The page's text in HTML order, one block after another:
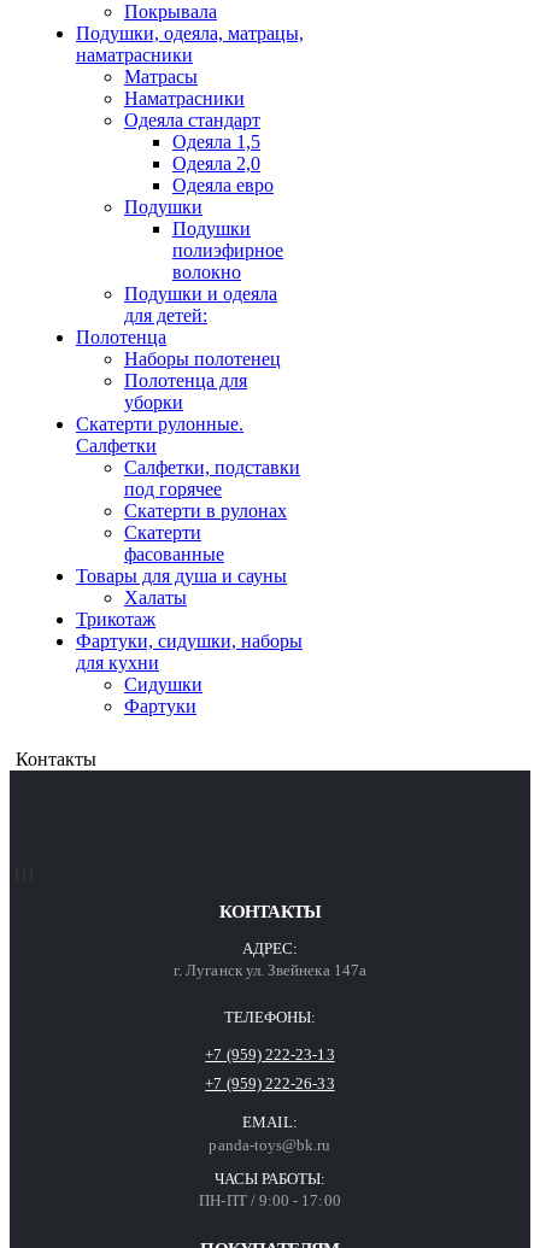
Покрывала
Подушки, одеяла, матрацы,
наматрасники
Матрасы
Наматрасники
Одеяла стандарт
Одеяла 1,5
Одеяла 2,0
Одеяла евро
Подушки
Подушки
полиэфирное
волокно
Подушки и одеяла
для детей:
Полотенца
Наборы полотенец
Полотенца для
уборки
Скатерти рулонные.
Салфетки
Салфетки, подставки
под горячее
Скатерти в рулонах
Скатерти
фасованные
Товары для душа и сауны
Халаты
Трикотаж
Фартуки, сидушки, наборы
для кухни
Сидушки
Фартуки
Контакты
КОНТАКТЫ
АДРЕС:
г. Луганск ул. Звейнека 147а
ТЕЛЕФОНЫ:
+7 (959) 222-23-13
+7 (959) 222-26-33
EMAIL:
panda-toys@bk.ru
ЧАСЫ РАБОТЫ:
ПН-ПТ / 9:00 - 17:00